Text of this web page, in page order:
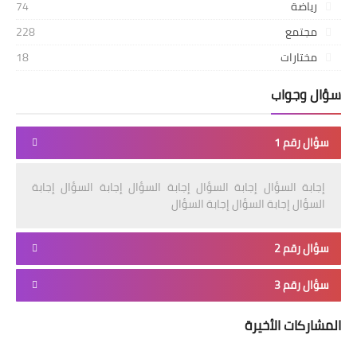
رياضة
74
مجتمع
228
مختارات
18
سؤال وجواب
سؤال رقم 1
إجابة السؤال إجابة السؤال إجابة السؤال إجابة السؤال إجابة
السؤال إجابة السؤال إجابة السؤال
سؤال رقم 2
سؤال رقم 3
المشاركات الأخيرة